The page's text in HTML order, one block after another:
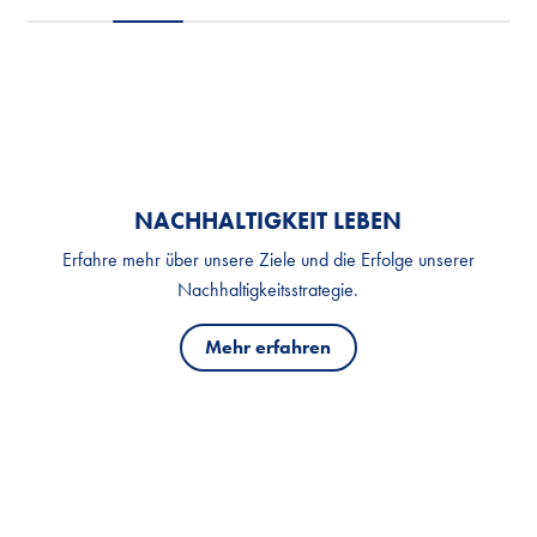
NACHHALTIGKEIT LEBEN
Erfahre mehr über unsere Ziele und die Erfolge unserer
Nachhaltigkeitsstrategie.
Mehr erfahren